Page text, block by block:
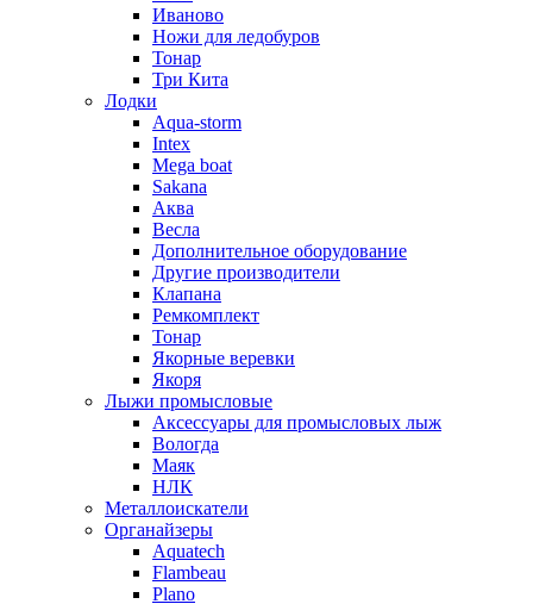
Иваново
Ножи для ледобуров
Тонар
Три Кита
Лодки
Aqua-storm
Intex
Mega boat
Sakana
Аква
Весла
Дополнительное оборудование
Другие производители
Клапана
Ремкомплект
Тонар
Якорные веревки
Якоря
Лыжи промысловые
Аксессуары для промысловых лыж
Вологда
Маяк
НЛК
Металлоискатели
Органайзеры
Aquatech
Flambeau
Plano